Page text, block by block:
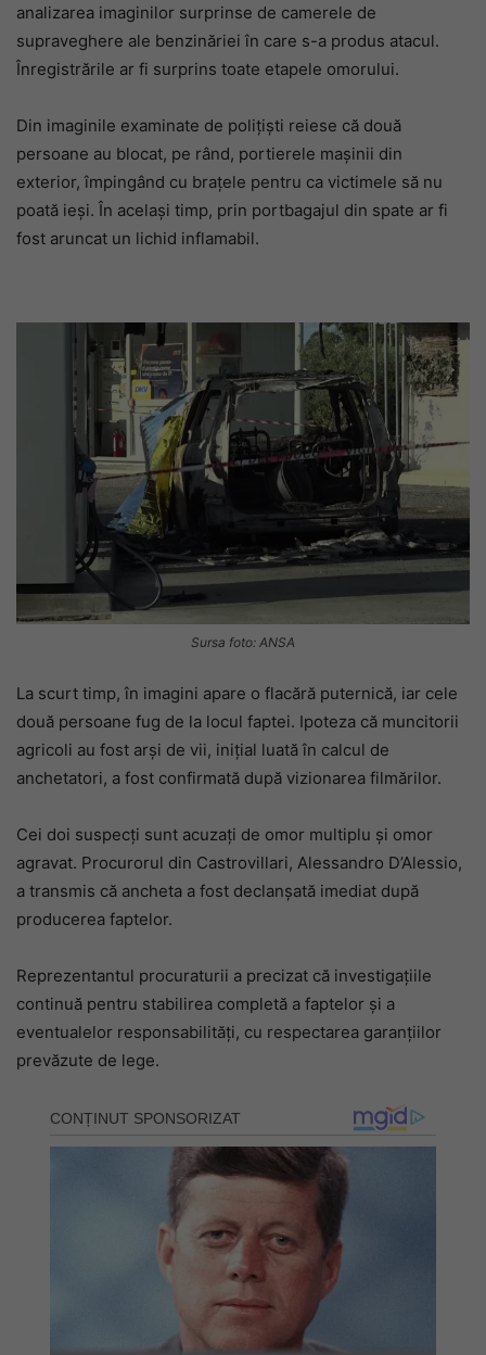
analizarea imaginilor surprinse de camerele de
supraveghere ale benzinăriei în care s-a produs atacul.
Înregistrările ar fi surprins toate etapele omorului.
Din imaginile examinate de polițiști reiese că două
persoane au blocat, pe rând, portierele mașinii din
exterior, împingând cu brațele pentru ca victimele să nu
poată ieși. În același timp, prin portbagajul din spate ar fi
fost aruncat un lichid inflamabil.
Sursa foto: ANSA
La scurt timp, în imagini apare o flacără puternică, iar cele
două persoane fug de la locul faptei. Ipoteza că muncitorii
agricoli au fost arși de vii, inițial luată în calcul de
anchetatori, a fost confirmată după vizionarea filmărilor.
Cei doi suspecți sunt acuzați de omor multiplu și omor
agravat. Procurorul din Castrovillari, Alessandro D’Alessio,
a transmis că ancheta a fost declanșată imediat după
producerea faptelor.
Reprezentantul procuraturii a precizat că investigațiile
continuă pentru stabilirea completă a faptelor și a
eventualelor responsabilități, cu respectarea garanțiilor
prevăzute de lege.